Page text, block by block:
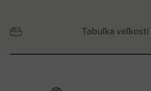
Tabuľka veľkostí